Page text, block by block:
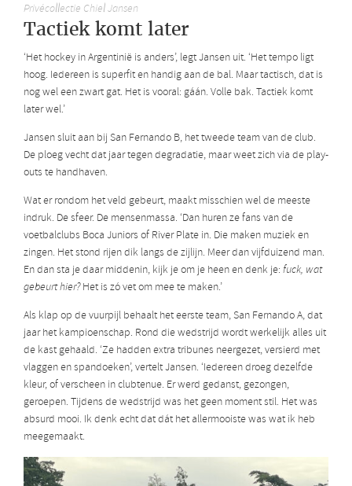
Privécollectie Chiel Jansen
Tactiek komt later
‘Het hockey in Argentinië is anders’, legt Jansen uit. ‘Het tempo ligt
hoog. Iedereen is superfit en handig aan de bal. Maar tactisch, dat is
nog wel een zwart gat. Het is vooral: gáán. Volle bak. Tactiek komt
later wel.’
Jansen sluit aan bij San Fernando B, het tweede team van de club.
De ploeg vecht dat jaar tegen degradatie, maar weet zich via de play-
outs te handhaven.
Wat er rondom het veld gebeurt, maakt misschien wel de meeste
indruk. De sfeer. De mensenmassa. ‘Dan huren ze fans van de
voetbalclubs Boca Juniors of River Plate in. Die maken muziek en
zingen. Het stond rijen dik langs de zijlijn. Meer dan vijfduizend man.
En dan sta je daar middenin, kijk je om je heen en denk je: fuck, wat
gebeurt hier?Het is zó vet om mee te maken.’
Als klap op de vuurpijl behaalt het eerste team, San Fernando A, dat
jaar het kampioenschap. Rond die wedstrijd wordt werkelijk alles uit
de kast gehaald. ‘Ze hadden extra tribunes neergezet, versierd met
vlaggen en spandoeken’, vertelt Jansen. ‘Iedereen droeg dezelfde
kleur, of verscheen in clubtenue. Er werd gedanst, gezongen,
geroepen. Tijdens de wedstrijd was het geen moment stil. Het was
absurd mooi. Ik denk echt dat dát het allermooiste was wat ik heb
meegemaakt.